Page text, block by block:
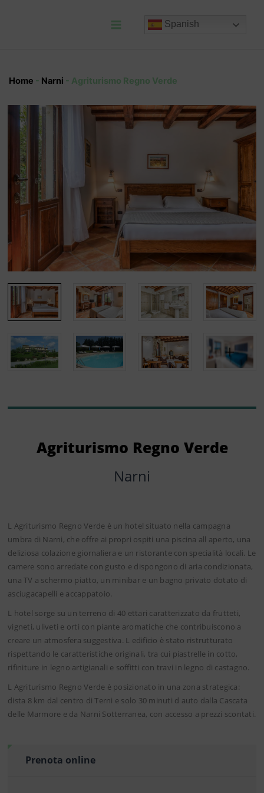
Spanish
Home - Narni - Agriturismo Regno Verde
Agriturismo Regno Verde
Narni
L Agriturismo Regno Verde è un hotel situato nella campagna
umbra di Narni, che offre ai propri ospiti una piscina all aperto, una
deliziosa colazione giornaliera e un ristorante con specialità locali. Le
camere sono arredate con gusto e dispongono di aria condizionata,
una TV a schermo piatto, un minibar e un bagno privato dotato di
asciugacapelli e accappatoio.
L hotel sorge su un terreno di 40 ettari caratterizzato da frutteti,
vigneti, uliveti e orti con piante aromatiche che contribuiscono a
creare un atmosfera suggestiva. L edificio è stato ristrutturato
rispettando le caratteristiche originali, tra cui piastrelle in cotto,
rifiniture in legno artigianali e soffitti con travi in legno di castagno.
L Agriturismo Regno Verde è posizionato in una zona strategica:
dista 8 km dal centro di Terni e solo 30 minuti d auto dalla Cascata
delle Marmore e da Narni Sotterranea, con accesso a prezzi scontati.
Prenota online